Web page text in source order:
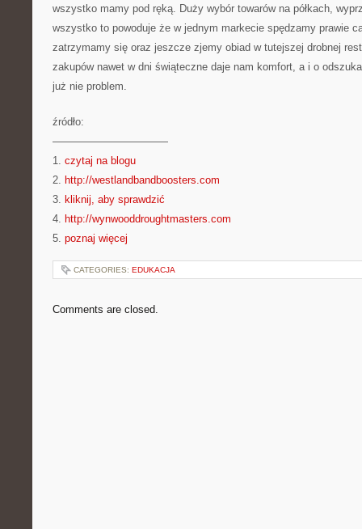
wszystko mamy pod ręką. Duży wybór towarów na półkach,
wszystko to powoduje że w jednym markecie spędzamy prawie
zatrzymamy się oraz jeszcze zjemy obiad w tutejszej drobnej
zakupów nawet w dni świąteczne daje nam komfort, a i o
już nie problem.
źródło:
———————————
1. czytaj na blogu
2. http://westlandbandboosters.com
3. kliknij, aby sprawdzić
4. http://wynwooddroughtmasters.com
5. poznaj więcej
CATEGORIES: EDUKACJA
Comments are closed.